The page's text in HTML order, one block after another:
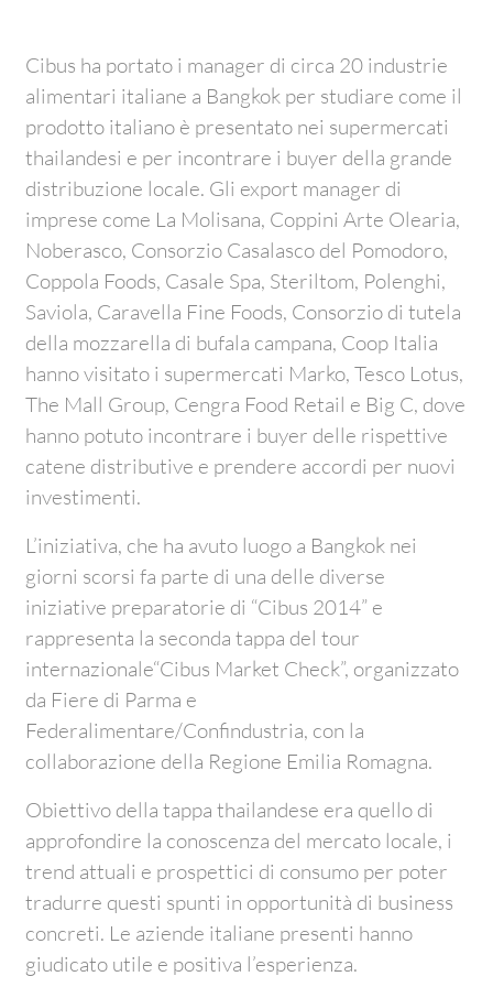
Cibus ha portato i manager di circa 20 industrie
alimentari italiane a Bangkok per studiare come il
prodotto italiano è presentato nei supermercati
thailandesi e per incontrare i buyer della grande
distribuzione locale. Gli export manager di
imprese come La Molisana, Coppini Arte Olearia,
Noberasco, Consorzio Casalasco del Pomodoro,
Coppola Foods, Casale Spa, Steriltom, Polenghi,
Saviola, Caravella Fine Foods, Consorzio di tutela
della mozzarella di bufala campana, Coop Italia
hanno visitato i supermercati Marko, Tesco Lotus,
The Mall Group, Cengra Food Retail e Big C, dove
hanno potuto incontrare i buyer delle rispettive
catene distributive e prendere accordi per nuovi
investimenti.
L’iniziativa, che ha avuto luogo a Bangkok nei
giorni scorsi fa parte di una delle diverse
iniziative preparatorie di “Cibus 2014” e
rappresenta la seconda tappa del tour
internazionale“Cibus Market Check”, organizzato
da Fiere di Parma e
Federalimentare/Confindustria, con la
collaborazione della Regione Emilia Romagna.
Obiettivo della tappa thailandese era quello di
approfondire la conoscenza del mercato locale, i
trend attuali e prospettici di consumo per poter
tradurre questi spunti in opportunità di business
concreti. Le aziende italiane presenti hanno
giudicato utile e positiva l’esperienza.